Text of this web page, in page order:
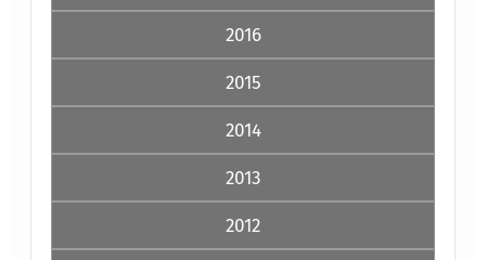
2016
2015
2014
2013
2012